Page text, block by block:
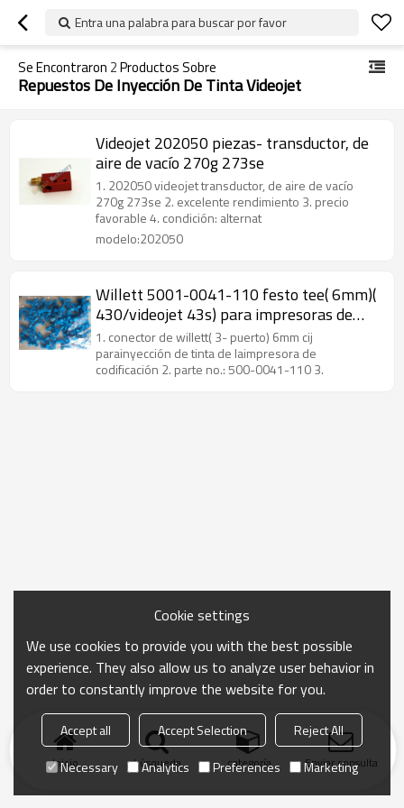
Entra una palabra para buscar por favor
Se Encontraron 2Productos Sobre
Repuestos De Inyección De Tinta Videojet
Videojet 202050 piezas- transductor, de
aire de vacío 270g 273se
1. 202050 videojet transductor, de aire de vacío
270g 273se 2. excelente rendimiento 3. precio
favorable 4. condición: alternat
modelo:202050
Willett 5001-0041-110 festo tee( 6mm)(
430/videojet 43s) para impresoras de
inyección de tinta
1. conector de willett( 3- puerto) 6mm cij
parainyección de tinta de laimpresora de
codificación 2. parte no.: 500-0041-110 3.
Inicio búsqueda categoría Enviar consulta
Cookie settings
We use cookies to provide you with the best possible
experience. They also allow us to analyze user behavior in
order to constantly improve the website for you.
Accept all Accept Selection
Reject All
Necessary
Analytics Preferences Marketing